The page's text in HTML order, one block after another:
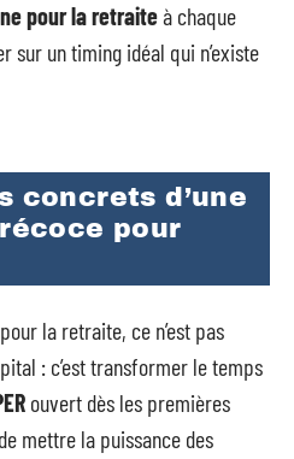
pour la retraiteà chaque
sur un timing idéal qui n’existe
concrets d’une
pour
la retraite, ce n’est pas
: c’est transformer le temps
ouvert dès les premières
mettre la puissance des